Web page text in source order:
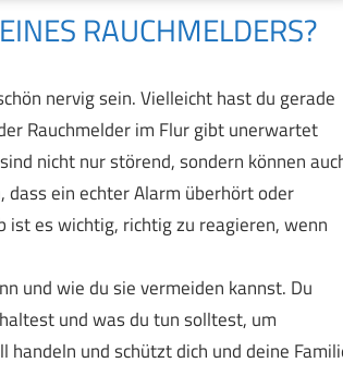
RAUCHMELDERS?
nervig sein. Vielleicht hast du gerade
Rauchmelder im Flur gibt unerwartet
nicht nur störend, sondern können
ein echter Alarm überhört oder
es wichtig, richtig zu reagieren, wenn
und wie du sie vermeiden kannst. Du
und was du tun solltest, um
und schützt dich und deine